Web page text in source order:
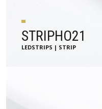
STRIPHO21
LEDSTRIPS | STRIP